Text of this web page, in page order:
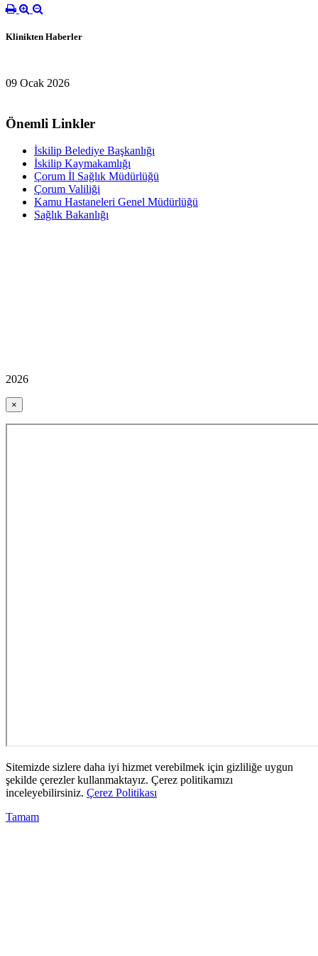
Klinikten Haberler
09 Ocak 2026
Önemli Linkler
İskilip Belediye Başkanlığı
İskilip Kaymakamlığı
Çorum İl Sağlık Müdürlüğü
Çorum Valiliği
Kamu Hastaneleri Genel Müdürlüğü
Sağlık Bakanlığı
2026
×
Sitemizde sizlere daha iyi hizmet verebilmek için gizliliğe uygun
şekilde çerezler kullanmaktayız. Çerez politikamızı
inceleyebilirsiniz. Çerez Politikası
Tamam